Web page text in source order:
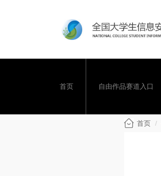
首页 自由作品赛道入口
首页